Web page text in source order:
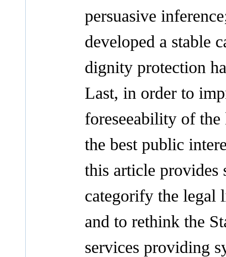
persuasive
developed a stable
dignity protection
Last, in order to
foreseeability of
the best public
this article provides
categorify the legal
and to rethink the
services providing